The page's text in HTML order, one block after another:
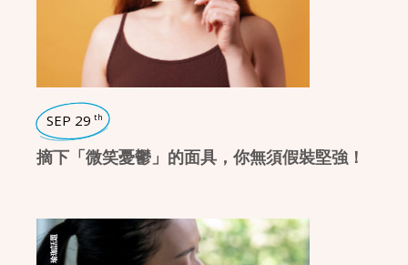
SEP 29 th
摘下「微笑憂鬱」的面具，你無須假裝堅強！
瑜珈話題